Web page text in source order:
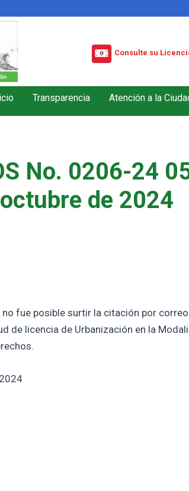
Consulte su
Transparencia Atención a la
No. 0206-24
de 2024
fue posible surtir la citación por
de licencia de Urbanización en la